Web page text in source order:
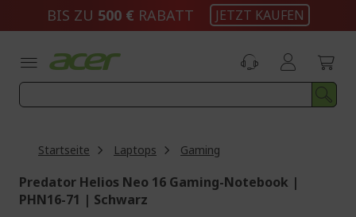
BIS ZU 500 € RABATT JETZT KAUFEN
Startseite Laptops Gaming
Predator Helios Neo 16 Gaming-Notebook |
PHN16-71 | Schwarz